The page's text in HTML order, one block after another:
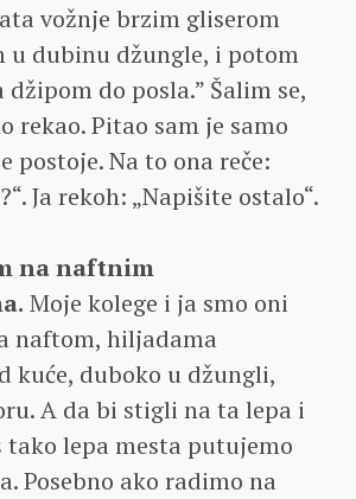
vožnje brzim gliserom
u dubinu džungle, i potom
do posla.” Šalim se,
rekao. Pitao sam je samo
postoje. Na to ona reče:
Ja rekoh: „Napišite ostalo“.
na naftnim
Moje kolege i ja smo oni
naftom, hiljadama
kuće, duboko u džungli,
A da bi stigli na ta lepa i
tako lepa mesta putujemo
Posebno ako radimo na